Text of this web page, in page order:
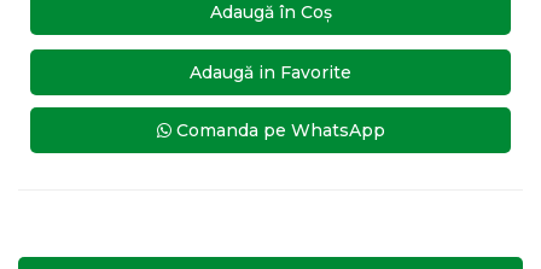
Adaugă în Coş
Adaugă in Favorite
Comanda pe WhatsApp